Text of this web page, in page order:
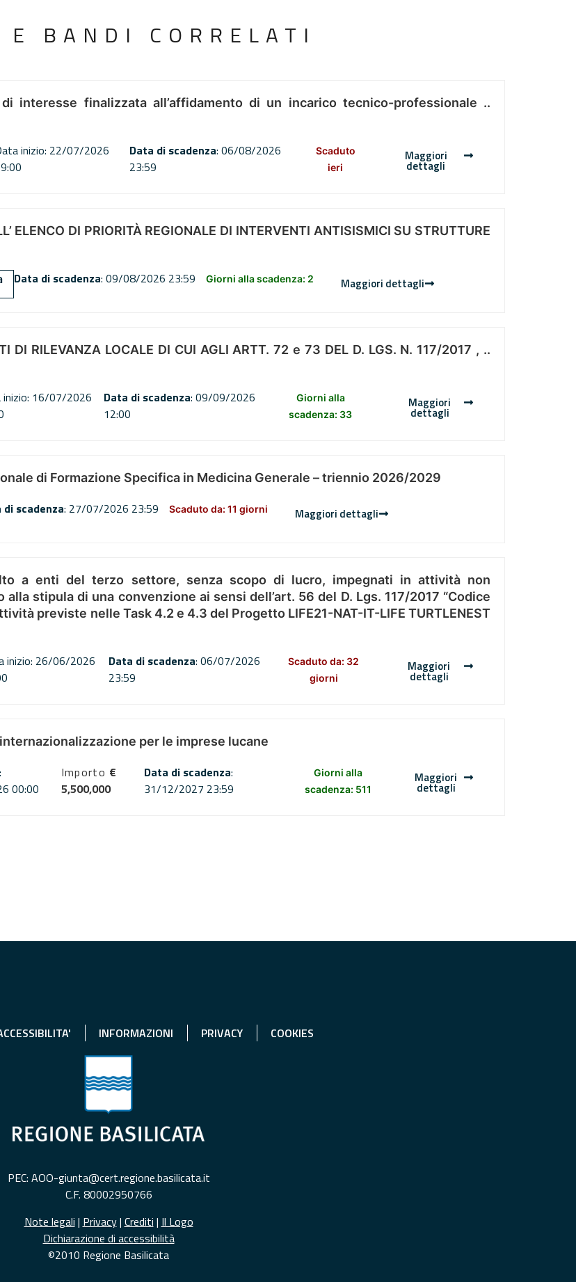
BANDI CORRELATI
interesse finalizzata all’affidamento di un incarico tecnico-professionale ..
inizio: 22/07/2026
Data di scadenza: 06/08/2026
23:59
Scaduto
ieri
Maggiori
dettagli
ELENCO DI PRIORITÀ REGIONALE DI INTERVENTI ANTISISMICI SU STRUTTURE
Data di scadenza: 09/08/2026 23:59 Giorni alla scadenza: 2 Maggiori dettagli
DI RILEVANZA LOCALE DI CUI AGLI ARTT. 72 e 73 DEL D. LGS. N. 117/2017 , ..
inizio: 16/07/2026
Data di scadenza: 09/09/2026
12:00
Giorni alla
scadenza: 33
Maggiori
dettagli
di Formazione Specifica in Medicina Generale – triennio 2026/2029
di scadenza: 27/07/2026 23:59 Scaduto da: 11 giorni Maggiori dettagli
a enti del terzo settore, senza scopo di lucro, impegnati in attività non
stipula di una convenzione ai sensi dell’art. 56 del D. Lgs. 117/2017 “Codice
previste nelle Task 4.2 e 4.3 del Progetto LIFE21-NAT-IT-LIFE TURTLENEST
inizio: 26/06/2026
Data di scadenza: 06/07/2026
23:59
Scaduto da: 32
giorni
Maggiori
dettagli
per le imprese lucane
00:00
Importo €
5,500,000
Data di scadenza:
31/12/2027 23:59
Giorni alla
scadenza: 511
Maggiori
dettagli
INFORMAZIONI PRIVACY COOKIES
PEC: AOO-giunta@cert.regione.basilicata.it
C.F. 80002950766
Note legali | Privacy| Crediti | Il Logo
Dichiarazione di accessibilità
©2010 Regione Basilicata